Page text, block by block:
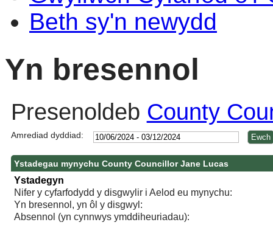
Beth sy'n newydd
Yn bresennol
Presenoldeb County
Amrediad dyddiad:
Ystadegau mynychu County Councillor Jane Lucas
Ystadegyn
Nifer y cyfarfodydd y disgwylir i Aelod eu mynychu:
Yn bresennol, yn ôl y disgwyl:
Absennol (yn cynnwys ymddiheuriadau):